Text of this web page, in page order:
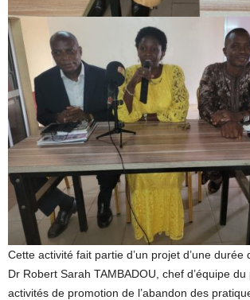
Cette activité fait partie d’un projet d’une durée
Dr Robert Sarah TAMBADOU, chef d’équipe
activités de promotion de l’abandon des